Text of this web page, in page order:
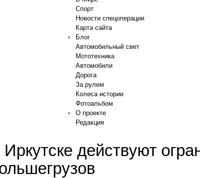
Спорт
Новости спецоперации
Карта сайта
Блог
Автомобильный свет
Мототехника
Автомобили
Дорога
За рулем
Колеса истории
Фотоальбом
О проекте
Редакция
действуют